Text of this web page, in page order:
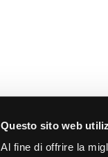
Questo sito web
Al fine di offrire la